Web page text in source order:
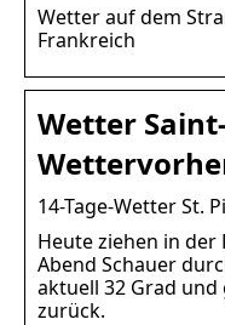
Wetter auf dem
Frankreich
Wetter
14-Tage-Wetter St.
Heute ziehen in der
Abend Schauer
aktuell 32 Grad
zurück.